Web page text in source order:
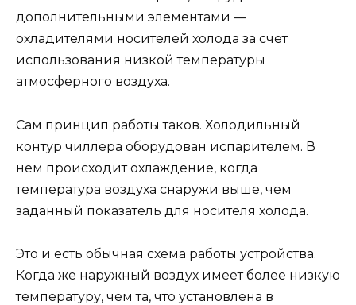
дополнительными элементами —
охладителями носителей холода за счет
использования низкой температуры
атмосферного воздуха.
Сам принцип работы таков. Холодильный
контур чиллера оборудован испарителем. В
нем происходит охлаждение, когда
температура воздуха снаружи выше, чем
заданный показатель для носителя холода.
Это и есть обычная схема работы устройства.
Когда же наружный воздух имеет более низкую
температуру, чем та, что установлена в